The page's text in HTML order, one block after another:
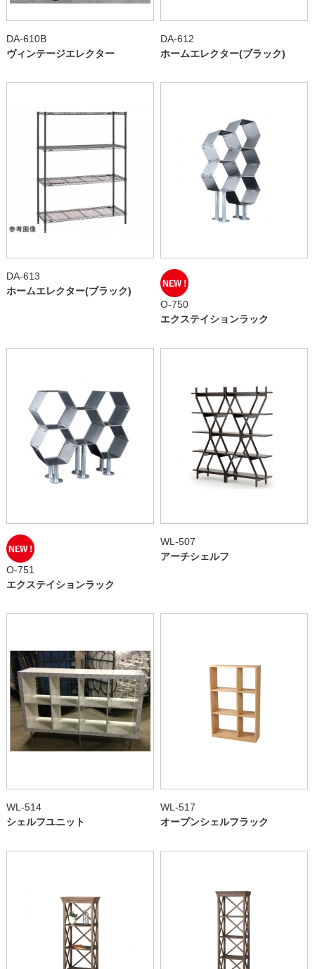
DA-610B
ヴィンテージエレクター
DA-612
ホームエレクター(ブラック)
DA-613
ホームエレクター(ブラック)
O-750
エクステイションラック
O-751
エクステイションラック
WL-507
アーチシェルフ
WL-514
シェルフユニット
WL-517
オープンシェルフラック